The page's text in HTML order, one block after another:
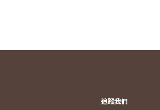
追蹤我們